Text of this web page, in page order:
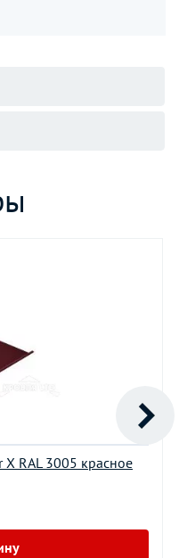
RAL 3005 красное